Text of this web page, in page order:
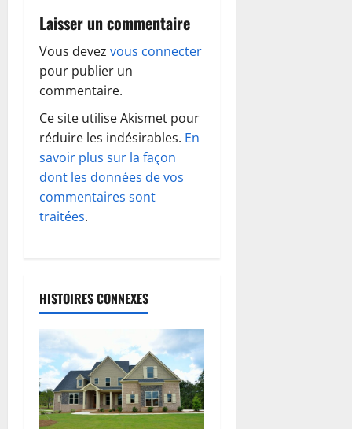
a
t
i
o
n
d
’
t
i
c
l
Laisser un commentaire
Vous devez vous connecter
pour publier un
commentaire.
Ce site utilise Akismet pour
réduire les indésirables. En
savoir plus sur la façon
dont les données de vos
commentaires sont
traitées.
HISTOIRES CONNEXES